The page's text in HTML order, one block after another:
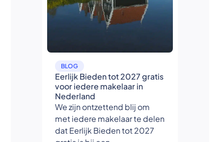
BLOG
Eerlijk Bieden tot 2027 gratis
voor iedere makelaar in
Nederland
We zijn ontzettend blij om
met iedere makelaar te delen
dat Eerlijk Bieden tot 2027